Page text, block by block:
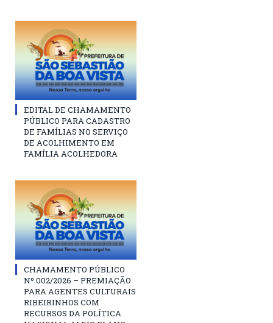
EDITAL DE CHAMAMENTO
PÚBLICO PARA CADASTRO
DE FAMÍLIAS NO SERVIÇO
DE ACOLHIMENTO EM
FAMÍLIA ACOLHEDORA
CHAMAMENTO PÚBLICO
Nº 002/2026 – PREMIAÇÃO
PARA AGENTES CULTURAIS
RIBEIRINHOS COM
RECURSOS DA POLÍTICA